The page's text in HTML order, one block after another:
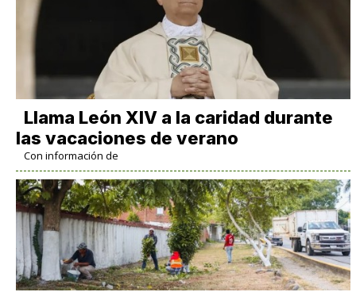
Llama León XIV a la caridad durante
las vacaciones de verano
Con información de